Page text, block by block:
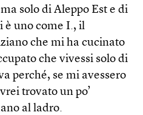
solo di Aleppo Est e di
è uno come I., il
che mi ha cucinato
che vivessi solo di
perché, se mi avessero
trovato un po’
al ladro.